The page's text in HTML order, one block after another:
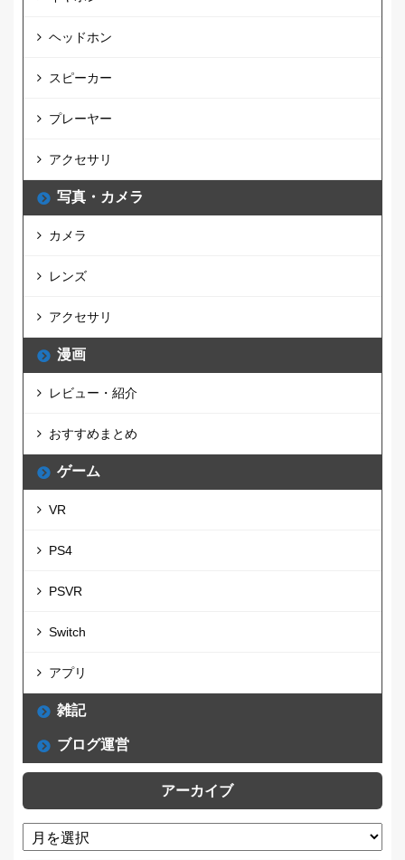
ヘッドホン
スピーカー
プレーヤー
アクセサリ
写真・カメラ
カメラ
レンズ
アクセサリ
漫画
レビュー・紹介
おすすめまとめ
ゲーム
VR
PS4
PSVR
Switch
アプリ
雑記
ブログ運営
アーカイブ